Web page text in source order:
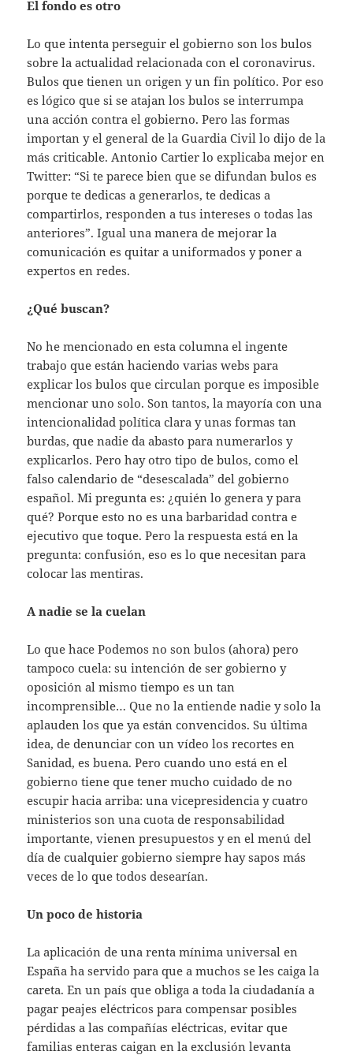
El fondo es otro
Lo que intenta perseguir el gobierno son los bulos
sobre la actualidad relacionada con el coronavirus.
Bulos que tienen un origen y un fin político. Por eso
es lógico que si se atajan los bulos se interrumpa
una acción contra el gobierno. Pero las formas
importan y el general de la Guardia Civil lo dijo de la
más criticable. Antonio Cartier lo explicaba mejor en
Twitter: “Si te parece bien que se difundan bulos es
porque te dedicas a generarlos, te dedicas a
compartirlos, responden a tus intereses o todas las
anteriores”. Igual una manera de mejorar la
comunicación es quitar a uniformados y poner a
expertos en redes.
¿Qué buscan?
No he mencionado en esta columna el ingente
trabajo que están haciendo varias webs para
explicar los bulos que circulan porque es imposible
mencionar uno solo. Son tantos, la mayoría con una
intencionalidad política clara y unas formas tan
burdas, que nadie da abasto para numerarlos y
explicarlos. Pero hay otro tipo de bulos, como el
falso calendario de “desescalada” del gobierno
español. Mi pregunta es: ¿quién lo genera y para
qué? Porque esto no es una barbaridad contra e
ejecutivo que toque. Pero la respuesta está en la
pregunta: confusión, eso es lo que necesitan para
colocar las mentiras.
A nadie se la cuelan
Lo que hace Podemos no son bulos (ahora) pero
tampoco cuela: su intención de ser gobierno y
oposición al mismo tiempo es un tan
incomprensible… Que no la entiende nadie y solo la
aplauden los que ya están convencidos. Su última
idea, de denunciar con un vídeo los recortes en
Sanidad, es buena. Pero cuando uno está en el
gobierno tiene que tener mucho cuidado de no
escupir hacia arriba: una vicepresidencia y cuatro
ministerios son una cuota de responsabilidad
importante, vienen presupuestos y en el menú del
día de cualquier gobierno siempre hay sapos más
veces de lo que todos desearían.
Un poco de historia
La aplicación de una renta mínima universal en
España ha servido para que a muchos se les caiga la
careta. En un país que obliga a toda la ciudadanía a
pagar peajes eléctricos para compensar posibles
pérdidas a las compañías eléctricas, evitar que
familias enteras caigan en la exclusión levanta